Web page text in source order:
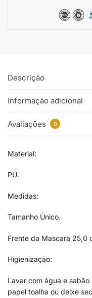
Descrição
Informação adicional
Avaliações 0
Material:
PU.
Medidas:
Tamanho Único.
Frente da Mascara 25,0
Higienização:
Lavar com água e
papel toalha ou deixe